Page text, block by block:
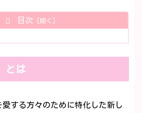
目次
とは
愛する方々のために特化した新し